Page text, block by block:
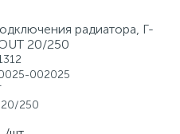
радиатора, Г-
20/250
002025
20/250